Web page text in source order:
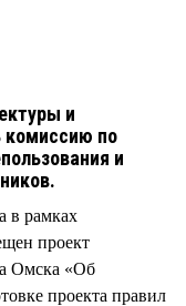
и
комиссию по
и
в рамках
проект
Омска «Об
проекта правил